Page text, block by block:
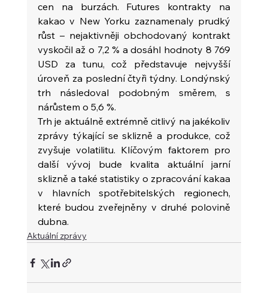
cen na burzách. Futures kontrakty na
kakao v New Yorku zaznamenaly prudký
růst – nejaktivněji obchodovaný kontrakt
vyskočil až o 7,2 % a dosáhl hodnoty 8 769
USD za tunu, což představuje nejvyšší
úroveň za poslední čtyři týdny. Londýnský
trh následoval podobným směrem, s
nárůstem o 5,6 %.
Trh je aktuálně extrémně citlivý na jakékoliv
zprávy týkající se sklizně a produkce, což
zvyšuje volatilitu. Klíčovým faktorem pro
další vývoj bude kvalita aktuální jarní
sklizně a také statistiky o zpracování kakaa
v hlavních spotřebitelských regionech,
které budou zveřejněny v druhé polovině
dubna.
Aktuální zprávy